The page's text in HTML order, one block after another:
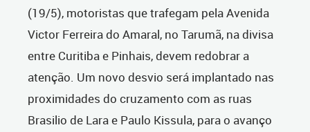
(19/5), motoristas que trafegam pela Avenida
Victor Ferreira do Amaral, no Tarumã, na divisa
entre Curitiba e Pinhais, devem redobrar a
atenção. Um novo desvio será implantado nas
proximidades do cruzamento com as ruas
Brasilio de Lara e Paulo Kissula, para o avanço